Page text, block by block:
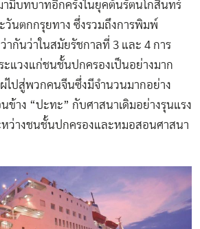
มีบทบาทอีกครั้งในยุคต้นรัตนโกสินทร์
วันตกกรุยทาง ซึ่งรวมถึงการพิมพ์
ากันว่าในสมัยรัชกาลที่ 3 และ 4 การ
แวงแก่ชนชั้นปกครองเป็นอย่างมาก
ไปสู่พวกคนจีนซึ่งมีจำนวนมากอย่าง
ข้าง “ปะทะ” กับศาสนาเดิมอย่างรุนแรง
หว่างชนชั้นปกครองและหมอสอนศาสนา